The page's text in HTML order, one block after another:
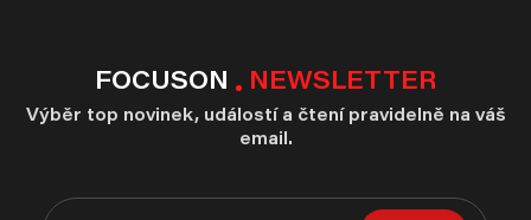
FOCUSON NEWSLETTER
Výběr top novinek, událostí a čtení pravidelně na váš
email.